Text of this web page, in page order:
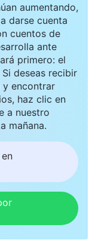
aumentando,
darse cuenta
cuentos de
ante
primero: el
deseas recibir
y encontrar
haz clic en
a nuestro
mañana.